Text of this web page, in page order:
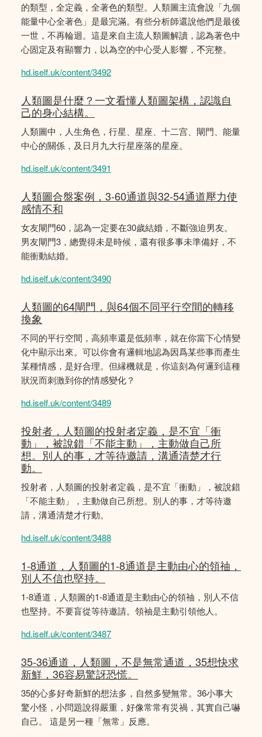
的類型，全定義，全著色的類型。人類圖主流會說「九個
能量中心全著色」是最完滿。有些分析師還說他們是最後
一世，不再輪迴。這是來自主流人類圖解讀，認為著色中
心固定及有顯響力，以為空的中心受人影響，𣎴完整。
hd.iself.uk/content/3492
人類圖是什麼？一文看懂人類圖架構，認識自
己的身心結構。
人類圖中，人生角色，行星、星座、十二宫、閘門、能量
中心的關係，及日月九大行星座落的星座。
hd.iself.uk/content/3491
人類圖合盤案例，3-60通道與32-54通道壓力使
感情不和
女友閘門60，認為一定要在30歲結婚，不斷強迫男友。
男友閘門3，總覺得未是時候，還有很多事未準備好，不
能衝動結婚。
hd.iself.uk/content/3490
人類圖的64閘門，與64個不同平行空間的轉移
換象
不同的平行空間，高頻率還是低頻率，就在你當下心情變
化中顯示出來。可以你會有邏輯地認為因爲某些事而產生
某種情感，是好合理。但縁機就是，你這刻為何邏到這種
狀況而刺激到你的情感變化？
hd.iself.uk/content/3489
投射者，人類圖的投射者定義，是不宜「衝
動」，被說錯「不能主動」，主動做自己所
想。別人的事，才等待邀請，溝通清楚才行
動。
投射者，人類圖的投射者定義，是不宜「衝動」，被說錯
「不能主動」，主動做自己所想。別人的事，才等待邀
請，溝通清楚才行動。
hd.iself.uk/content/3488
1-8通道，人類圖的1-8通道是主動由心的領䄂，
別人不信也堅持。
1-8通道，人類圖的1-8通道是主動由心的領䄂，別人不信
也堅持。不要盲從等待邀請。領袖是主動引領他人。
hd.iself.uk/content/3487
35-36通道，人類圖，不是無常通道，35想快求
新鮮，36容易驚訝恐慌。
35的心多好奇新鮮的想法多，自然多變無常。36小事大
驚小怪，小問題說得嚴重，好像常常有災禍，其實自己嚇
自己。 這是另一種「無常」反應。